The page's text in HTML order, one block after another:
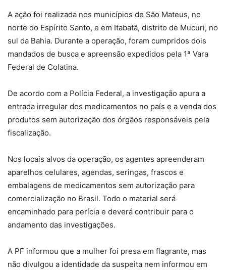
A ação foi realizada nos municípios de São Mateus, no
norte do Espírito Santo, e em Itabatã, distrito de Mucuri, no
sul da Bahia. Durante a operação, foram cumpridos dois
mandados de busca e apreensão expedidos pela 1ª Vara
Federal de Colatina.
De acordo com a Polícia Federal, a investigação apura a
entrada irregular dos medicamentos no país e a venda dos
produtos sem autorização dos órgãos responsáveis pela
fiscalização.
Nos locais alvos da operação, os agentes apreenderam
aparelhos celulares, agendas, seringas, frascos e
embalagens de medicamentos sem autorização para
comercialização no Brasil. Todo o material será
encaminhado para perícia e deverá contribuir para o
andamento das investigações.
A PF informou que a mulher foi presa em flagrante, mas
não divulgou a identidade da suspeita nem informou em